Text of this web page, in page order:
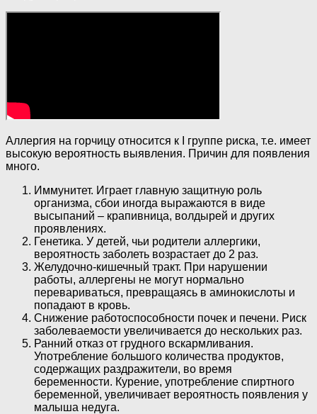
Аллергия на горчицу относится к I группе риска, т.е. имеет
высокую вероятность выявления. Причин для появления
много.
Иммунитет. Играет главную защитную роль
организма, сбои иногда выражаются в виде
высыпаний – крапивница, волдырей и других
проявлениях.
Генетика. У детей, чьи родители аллергики,
вероятность заболеть возрастает до 2 раз.
Желудочно-кишечный тракт. При нарушении
работы, аллергены не могут нормально
перевариваться, превращаясь в аминокислоты и
попадают в кровь.
Снижение работоспособности почек и печени. Риск
заболеваемости увеличивается до нескольких раз.
Ранний отказ от грудного вскармливания.
Употребление большого количества продуктов,
содержащих раздражители, во время
беременности. Курение, употребление спиртного
беременной, увеличивает вероятность появления у
малыша недуга.